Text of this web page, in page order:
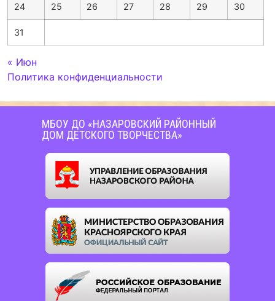
24 25 26 27 28 29 30
31
« Июн
Политика конфиденциальности
МБОУ ДО «НАЗАРОВСКИЙ РАЙОННЫЙ
ДОМ ДЕТСКОГО ТВОРЧЕСТВА»